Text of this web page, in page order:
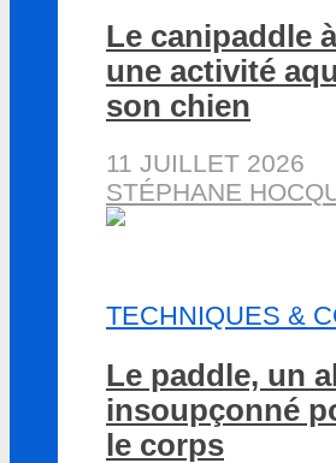
Le canipaddle
une activité
son chien
11 JUILLET 2026
STÉPHANE
TECHNIQUES &
Le paddle, un
insoupçonné
le corps